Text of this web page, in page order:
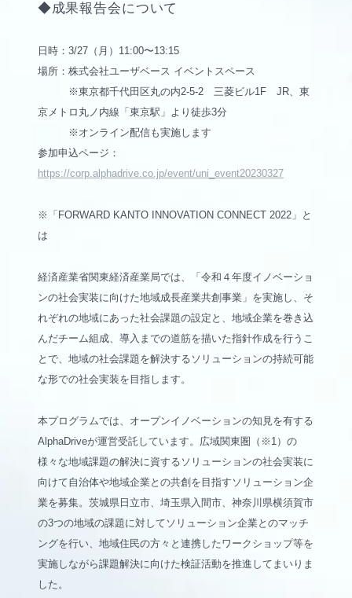
◆成果報告会について
日時：3/27（月）11:00〜13:15
場所：株式会社ユーザベース イベントスペース
※東京都千代田区丸の内2-5-2 三菱ビル1F JR、東
京メトロ丸ノ内線「東京駅」より徒歩3分
※オンライン配信も実施します
参加申込ページ：
https://corp.alphadrive.co.jp/event/uni_event20230327
※「FORWARD KANTO INNOVATION CONNECT 2022」と
は
経済産業省関東経済産業局では、「令和４年度イノベーショ
ンの社会実装に向けた地域成長産業共創事業」を実施し、そ
れぞれの地域にあった社会課題の設定と、地域企業を巻き込
んだチーム組成、導入までの道筋を描いた指針作成を行うこ
とで、地域の社会課題を解決するソリューションの持続可能
な形での社会実装を目指します。
本プログラムでは、オープンイノベーションの知見を有する
AlphaDriveが運営受託しています。広域関東圏（※1）の
様々な地域課題の解決に資するソリューションの社会実装に
向けて自治体や地域企業との共創を目指すソリューション企
業を募集。茨城県日立市、埼玉県入間市、神奈川県横須賀市
の3つの地域の課題に対してソリューション企業とのマッチ
ングを行い、地域住民の方々と連携したワークショップ等を
実施しながら課題解決に向けた検証活動を推進してまいりま
した。